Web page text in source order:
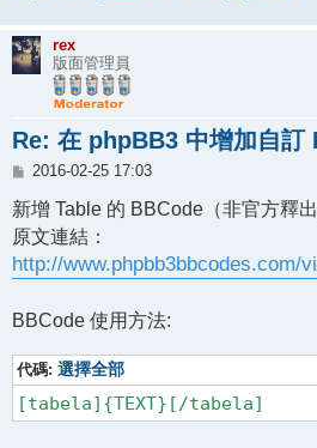
rex
版面管理員
Re: 在 phpBB3 中增加自訂
文
2016-02-25 17:03
新增 Table 的 BBCode（非官方釋出
原文連結：
http://www.phpbb3bbcodes.com/
BBCode 使用方法:
代碼: 選擇全部
[tabela]{TEXT}[/tabela]